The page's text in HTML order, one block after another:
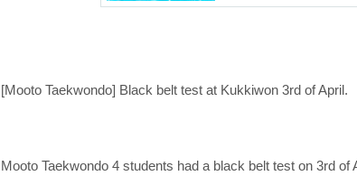
[Mooto Taekwondo] Black belt test at Kukkiwon 3rd of April.
Mooto Taekwondo 4 students had a black belt test on 3rd of